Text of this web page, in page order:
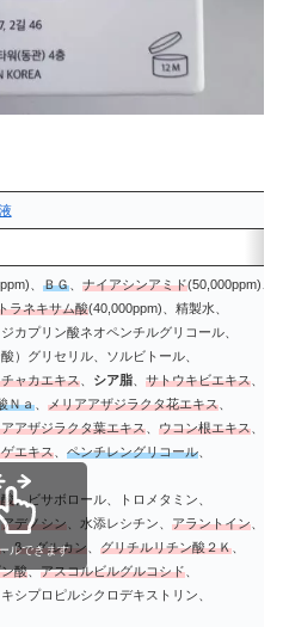
、 ＢＧ、 ナイアシンアミド(50,000ppm)、
ラネキサム酸(40,000ppm)、精製水、
カプリン酸ネオペンチルグリコール、
）グリセリル、ソルビトール、
ャカエキス、 シア脂、 サトウキビエキス、
Ｎａ、 メリアアザジラクタ花エキス、
アザジラクタ葉エキス、 ウコン根エキス、
エキス、 ペンチレングリコール、
、ビサボロール、トロメタミン、
アデノシン 、水添レシチン、 アラントイン、
、β－グルカン グリチルリチン酸２Ｋ、
酸、アスコルビルグルコシド、
シプロピルシクロデキストリン、
ルできます